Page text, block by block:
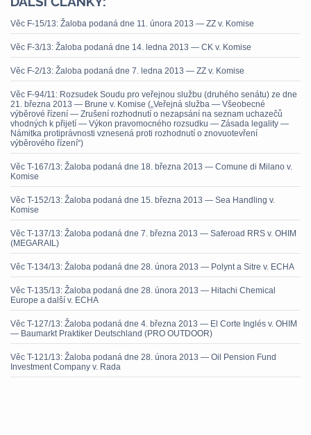
Věc F-15/13: Žaloba podaná dne 11. února 2013 — ZZ v. Komise
Věc F-3/13: Žaloba podaná dne 14. ledna 2013 — CK v. Komise
Věc F-2/13: Žaloba podaná dne 7. ledna 2013 — ZZ v. Komise
Věc F-94/11: Rozsudek Soudu pro veřejnou službu (druhého senátu) ze dne
21. března 2013 — Brune v. Komise („Veřejná služba — Všeobecné
výběrové řízení — Zrušení rozhodnutí o nezapsání na seznam uchazečů
vhodných k přijetí — Výkon pravomocného rozsudku — Zásada legality —
Námitka protiprávnosti vznesená proti rozhodnutí o znovuotevření
výběrového řízení“)
Věc T-167/13: Žaloba podaná dne 18. března 2013 — Comune di Milano v.
Komise
Věc T-152/13: Žaloba podaná dne 15. března 2013 — Sea Handling v.
Komise
Věc T-137/13: Žaloba podaná dne 7. března 2013 — Saferoad RRS v. OHIM
(MEGARAIL)
Věc T-134/13: Žaloba podaná dne 28. února 2013 — Polynt a Sitre v. ECHA
Věc T-135/13: Žaloba podaná dne 28. února 2013 — Hitachi Chemical
Europe a další v. ECHA
Věc T-127/13: Žaloba podaná dne 4. března 2013 — El Corte Inglés v. OHIM
— Baumarkt Praktiker Deutschland (PRO OUTDOOR)
Věc T-121/13: Žaloba podaná dne 28. února 2013 — Oil Pension Fund
Investment Company v. Rada